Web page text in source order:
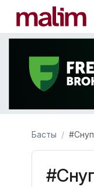
Басты